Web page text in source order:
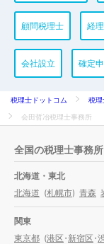
顧問税理士 経
会社設立 確定
税理士ドットコム 税理
会田哲冶税理士事務所
全国の税理士事務
北海道・東北
北海道 (札幌市) 青森
関東
東京都 (港区・新宿区・